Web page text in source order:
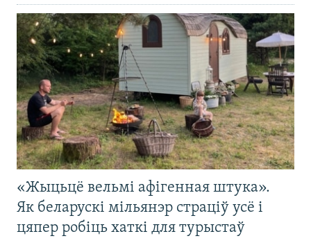
«Жыцьцё вельмі афігенная штука».
Як беларускі мільянэр страціў усё і
цяпер робіць хаткі для турыстаў